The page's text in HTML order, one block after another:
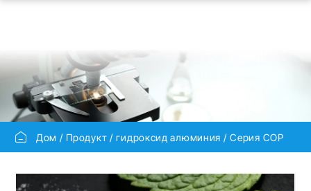
Дом Продукт гидроксид алюминия Серия COP